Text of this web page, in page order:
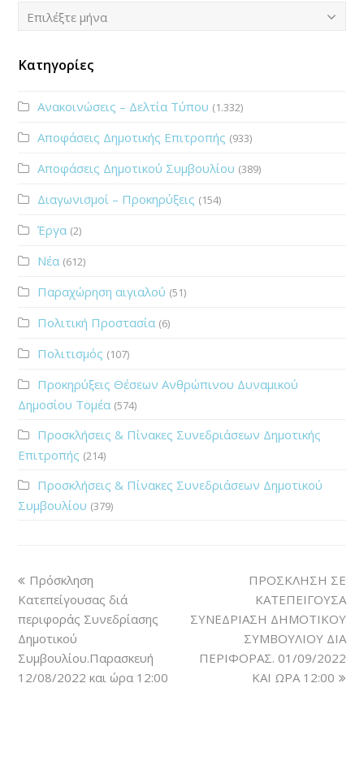
Ιστορικό
Επιλέξτε μήνα
Κατηγορίες
Ανακοινώσεις – Δελτία Τύπου (1.332)
Αποφάσεις Δημοτικής Επιτροπής (933)
Αποφάσεις Δημοτικού Συμβουλίου (389)
Διαγωνισμοί – Προκηρύξεις (154)
Έργα (2)
Νέα (612)
Παραχώρηση αιγιαλού (51)
Πολιτική Προστασία (6)
Πολιτισμός (107)
Προκηρύξεις Θέσεων Ανθρώπινου Δυναμικού
Δημοσίου Τομέα (574)
Προσκλήσεις & Πίνακες Συνεδριάσεων Δημοτικής
Επιτροπής (214)
Προσκλήσεις & Πίνακες Συνεδριάσεων Δημοτικού
Συμβουλίου (379)
Πρόσκληση
Κατεπείγουσας διά
περιφοράς Συνεδρίασης
Δημοτικού
Συμβουλίου.Παρασκευή
12/08/2022 και ώρα 12:00
ΠΡΟΣΚΛΗΣΗ ΣΕ
ΚΑΤΕΠΕΙΓΟΥΣΑ
ΣΥΝΕΔΡΙΑΣΗ ΔΗΜΟΤΙΚΟΥ
ΣΥΜΒΟΥΛΙΟΥ ΔΙΑ
ΠΕΡΙΦΟΡΑΣ. 01/09/2022
ΚΑΙ ΩΡΑ 12:00